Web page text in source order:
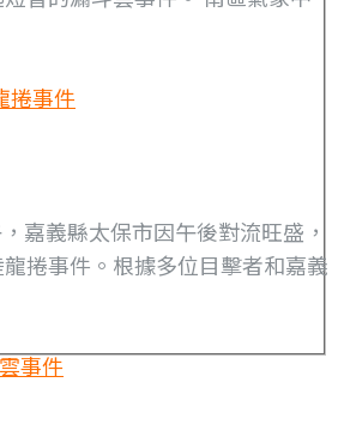
捲事件
嘉義縣太保市因午後對流旺盛，
捲事件。根據多位目擊者和嘉義
事件